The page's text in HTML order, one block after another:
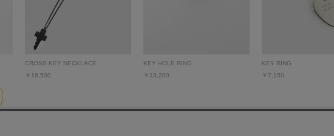
CROSS KEY NECKLACE
￥16,500
KEY HOLE RING
￥13,200
KEY RING
￥7,150